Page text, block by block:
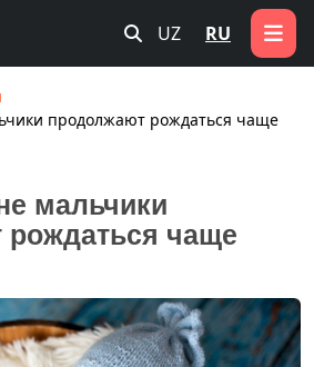
UZ RU
продолжают рождаться чаще
мальчики
чаще